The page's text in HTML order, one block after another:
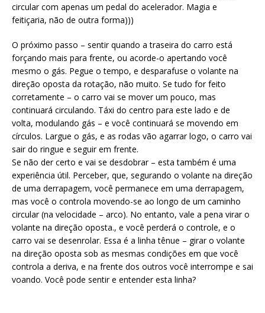
circular com apenas um pedal do acelerador. Magia e
feitiçaria, não de outra forma)))
O próximo passo – sentir quando a traseira do carro está
forçando mais para frente, ou acorde-o apertando você
mesmo o gás. Pegue o tempo, e desparafuse o volante na
direção oposta da rotação, não muito. Se tudo for feito
corretamente – o carro vai se mover um pouco, mas
continuará circulando. Táxi do centro para este lado e de
volta, modulando gás – e você continuará se movendo em
círculos. Largue o gás, e as rodas vão agarrar logo, o carro vai
sair do ringue e seguir em frente.
Se não der certo e vai se desdobrar – esta também é uma
experiência útil. Perceber, que, segurando o volante na direção
de uma derrapagem, você permanece em uma derrapagem,
mas você o controla movendo-se ao longo de um caminho
circular (na velocidade – arco). No entanto, vale a pena virar o
volante na direção oposta., e você perderá o controle, e o
carro vai se desenrolar. Essa é a linha tênue – girar o volante
na direção oposta sob as mesmas condições em que você
controla a deriva, e na frente dos outros você interrompe e sai
voando. Você pode sentir e entender esta linha?